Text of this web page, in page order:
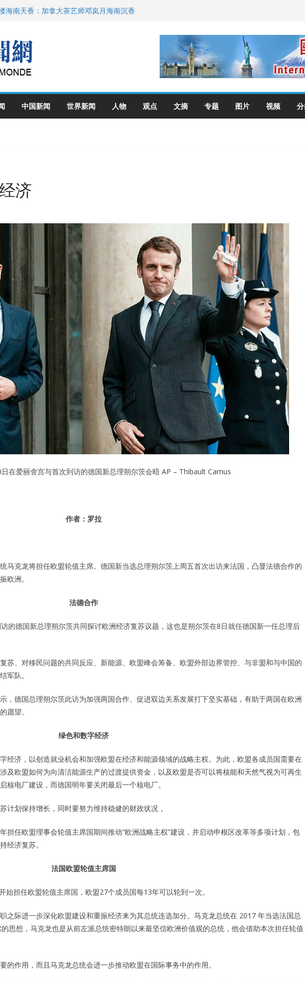
海南天香：加拿大茶艺师邓岚月海南沉香
天明：让沉香有序走向世界
“网红”，邓煜哪里去了？
被放大的无知
中国新闻 世界新闻 人物 观点 文摘 专题 图片 视频
济
在爱丽舍宫与首次到访的德国新总理朔尔茨会晤 AP – Thibault Camus
作者：罗拉
马克龙将担任欧盟轮值主席。德国新当选总理朔尔茨上周五首次出访来法国，凸显法德合作的
欧洲。
法德合作
的德国新总理朔尔茨共同探讨欧洲经济复苏议题，这也是朔尔茨在8日就任德国新一任总理后
苏、对移民问题的共同反应、新能源、欧盟峰会筹备、欧盟外部边界管控、与非盟和与中国的
军队。
，德国总理朔尔茨此访为加强两国合作、促进双边关系发展打下坚实基础，有助于两国在欧洲
愿望。
绿色和数字经济
经济，以创造就业机会和加强欧盟在经济和能源领域的战略主权。为此，欧盟各成员国需要在
及欧盟如何为向清洁能源生产的过渡提供资金，以及欧盟是否可以将核能和天然气视为可再生
核电厂建设，而德国明年要关闭最后一个核电厂。
计划保持增长，同时要努力维持稳健的财政状况，
担任欧盟理事会轮值主席国期间推动“欧洲战略主权”建设，并启动申根区改革等多项计划，包
经济复苏。
法国欧盟轮值主席国
担任欧盟轮值主席国，欧盟27个成员国每13年可以轮到一次。
之际进一步深化欧盟建设和重振经济来为其总统连选加分。马克龙总统在 2017 年当选法国总
思想，马克龙也是从前左派总统密特朗以来最坚信欧洲价值观的总统，他会借助本次担任轮值
的作用，而且马克龙总统会进一步推动欧盟在国际事务中的作用。